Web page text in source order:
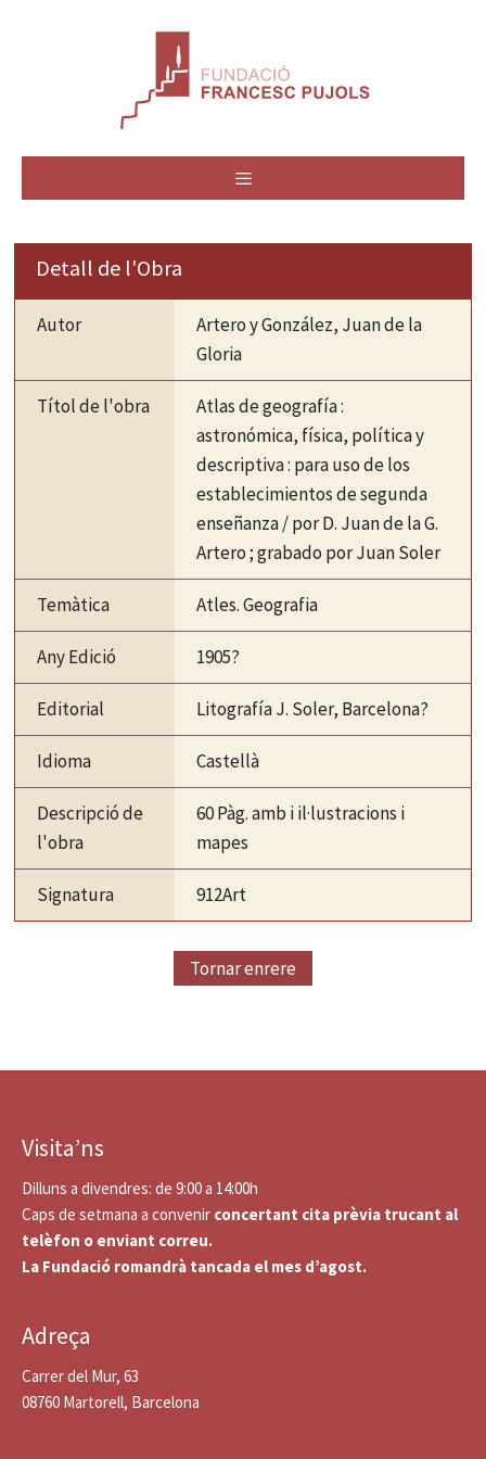
Detall de l'Obra
Autor
Artero y González, Juan de la
Gloria
Títol de l'obra
Atlas de geografía :
astronómica, física, política y
descriptiva : para uso de los
establecimientos de segunda
enseñanza / por D. Juan de la G.
Artero ; grabado por Juan Soler
Temàtica Atles. Geografia
Any Edició 1905?
Editorial Litografía J. Soler, Barcelona?
Idioma Castellà
Descripció de
l'obra
60 Pàg. amb i il·lustracions i
mapes
Signatura 912Art
Tornar enrere
Visita’ns
Dilluns a divendres: de 9:00 a 14:00h
Caps de setmana a convenir concertant cita prèvia trucant al
telèfon o enviant correu.
La Fundació romandrà tancada el mes d’agost.
Adreça
Carrer del Mur, 63
08760 Martorell, Barcelona